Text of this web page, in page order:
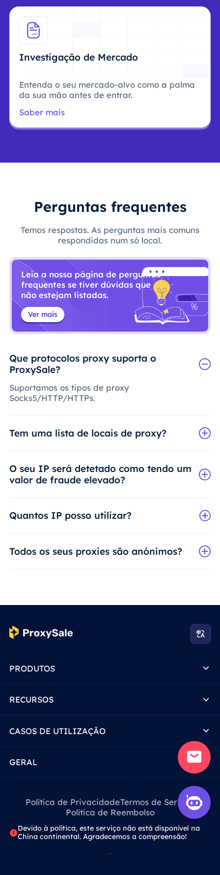
Investigação de Mercado
Entenda o seu mercado-alvo como a palma
da sua mão antes de entrar.
Saber mais
Perguntas frequentes
Temos respostas. As perguntas mais comuns
respondidas num só local.
Leia a nossa página de perguntas
frequentes se tiver dúvidas que
não estejam listadas.
Ver mais
Que protocolos proxy suporta o
ProxySale?
Suportamos os tipos de proxy
Socks5/HTTP/HTTPs.
Tem uma lista de locais de proxy?
O seu IP será detetado como tendo um
valor de fraude elevado?
Quantos IP posso utilizar?
Todos os seus proxies são anónimos?
PRODUTOS
RECURSOS
CASOS DE UTILIZAÇÃO
GERAL
Política de PrivacidadeTermos de Serviço
Política de Reembolso
Devido à política, este serviço não está disponível na
China continental. Agradecemos a compreensão!